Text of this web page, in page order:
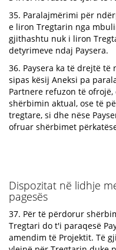
35. Paralajmërimi për
e liron Tregtarin nga
gjithashtu nuk i liron
detyrimeve ndaj Paysera.
36. Paysera ka të drejtë
sipas kësij Aneksi pa
Partnere refuzon të
shërbimin aktual, ose të
tregtare, si dhe nëse
ofruar shërbimet
Dispozitat në lidhje
pagesës
37. Për të përdorur
Tregtari do t'i paraqesë
amendim të Projektit. Të